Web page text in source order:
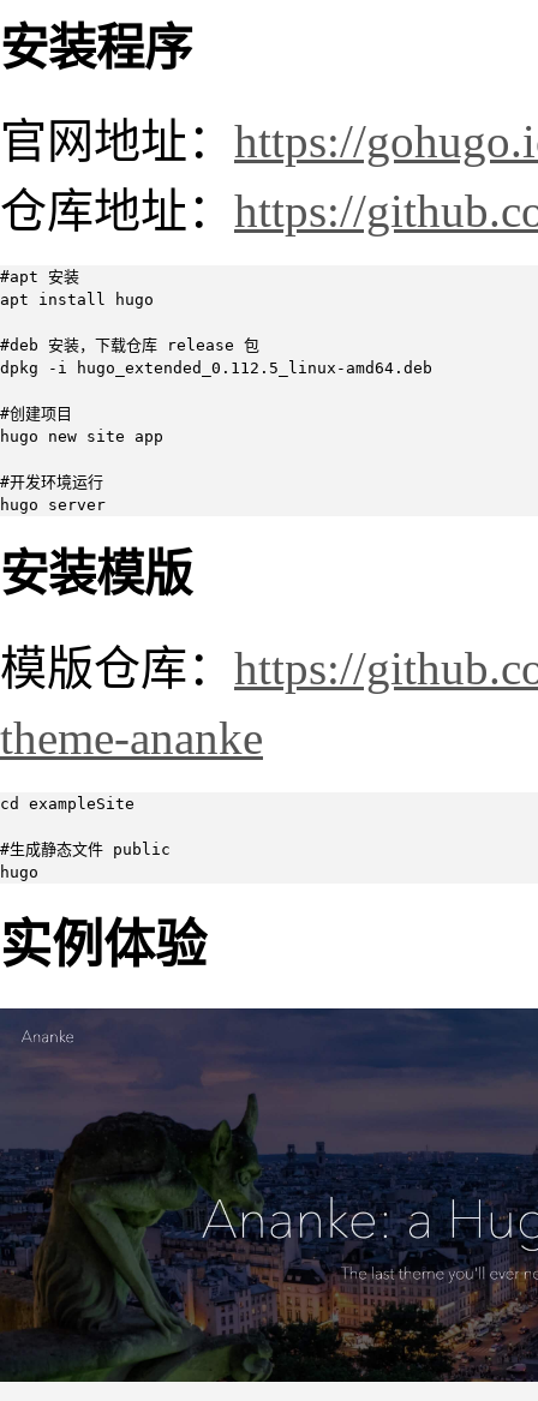
安装程序
官网地址： https://
仓库地址： https://
#apt 安装
apt install hugo
#deb 安装，下载仓库 release 包
dpkg -i hugo_extended_0.112.5_linux-amd64.deb
#创建项目
hugo new site app
#开发环境运行
hugo server
安装模版
模版仓库： https://
theme-ananke
cd exampleSite
#生成静态文件 public
hugo
实例体验